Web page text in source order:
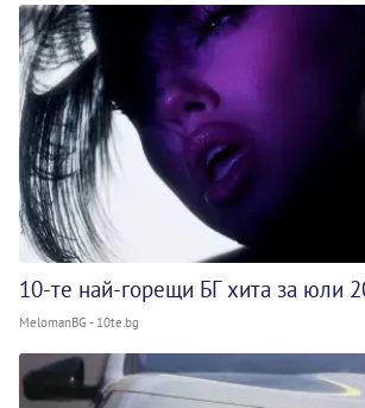
10-те най-горещи БГ хита за юли
MelomanBG - 10te.bg